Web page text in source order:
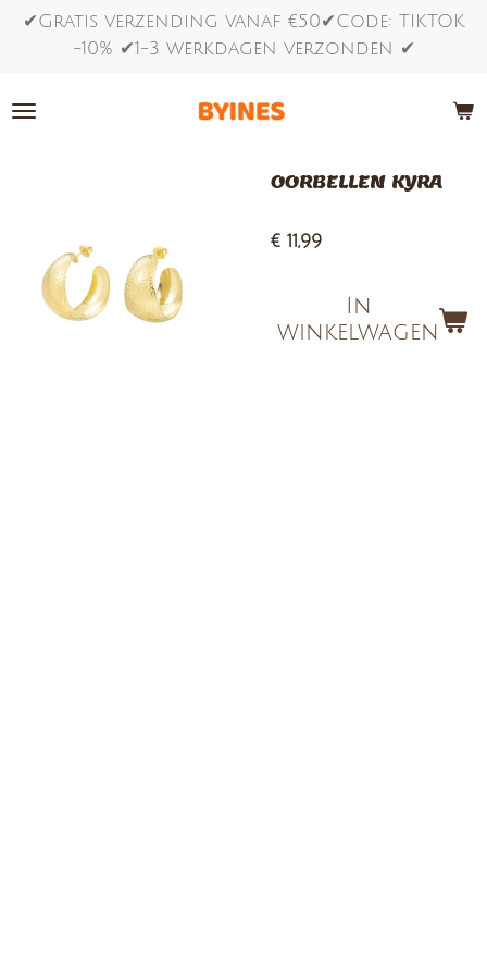
Ga
de
✔Gratis verzending vanaf €50✔Code: TIKTOK
-10% ✔1-3 werkdagen verzonden ✔
OORBELLEN KYRA
€ 11,99
In
winkelwagen